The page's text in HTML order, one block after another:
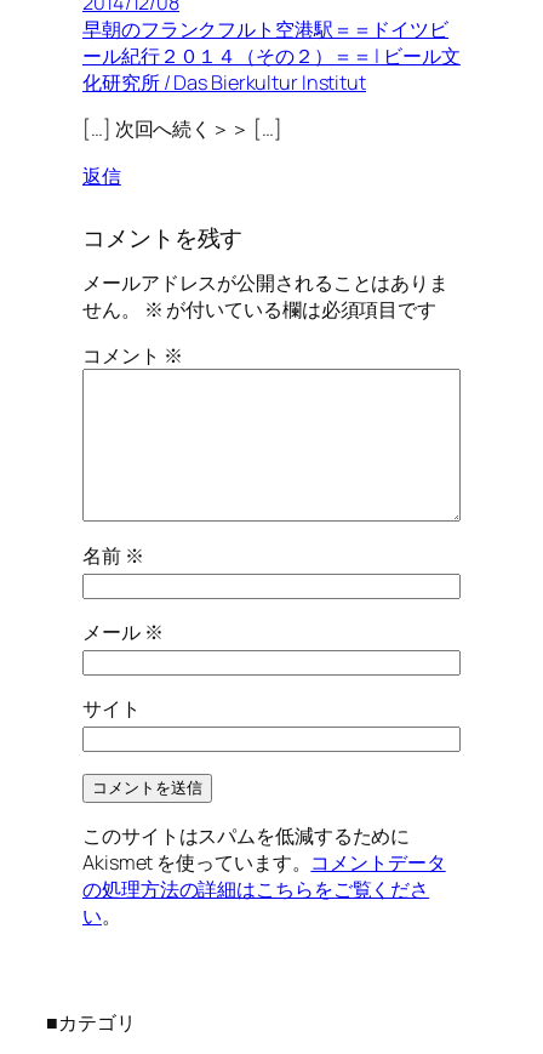
早朝のフランクフルト空港駅＝＝ドイツビ
ール紀行２０１４（その２）＝＝ | ビール文
化研究所 / Das Bierkultur Institut
[…] 次回へ続く＞＞ […]
返信
コメントを残す
メールアドレスが公開されることはありま
せん。
※ が付いている欄は必須項目です
コメント ※
名前 ※
メール ※
サイト
このサイトはスパムを低減するために
Akismet を使っています。 コメントデータ
の処理方法の詳細はこちらをご覧くださ
い。
■カテゴリ